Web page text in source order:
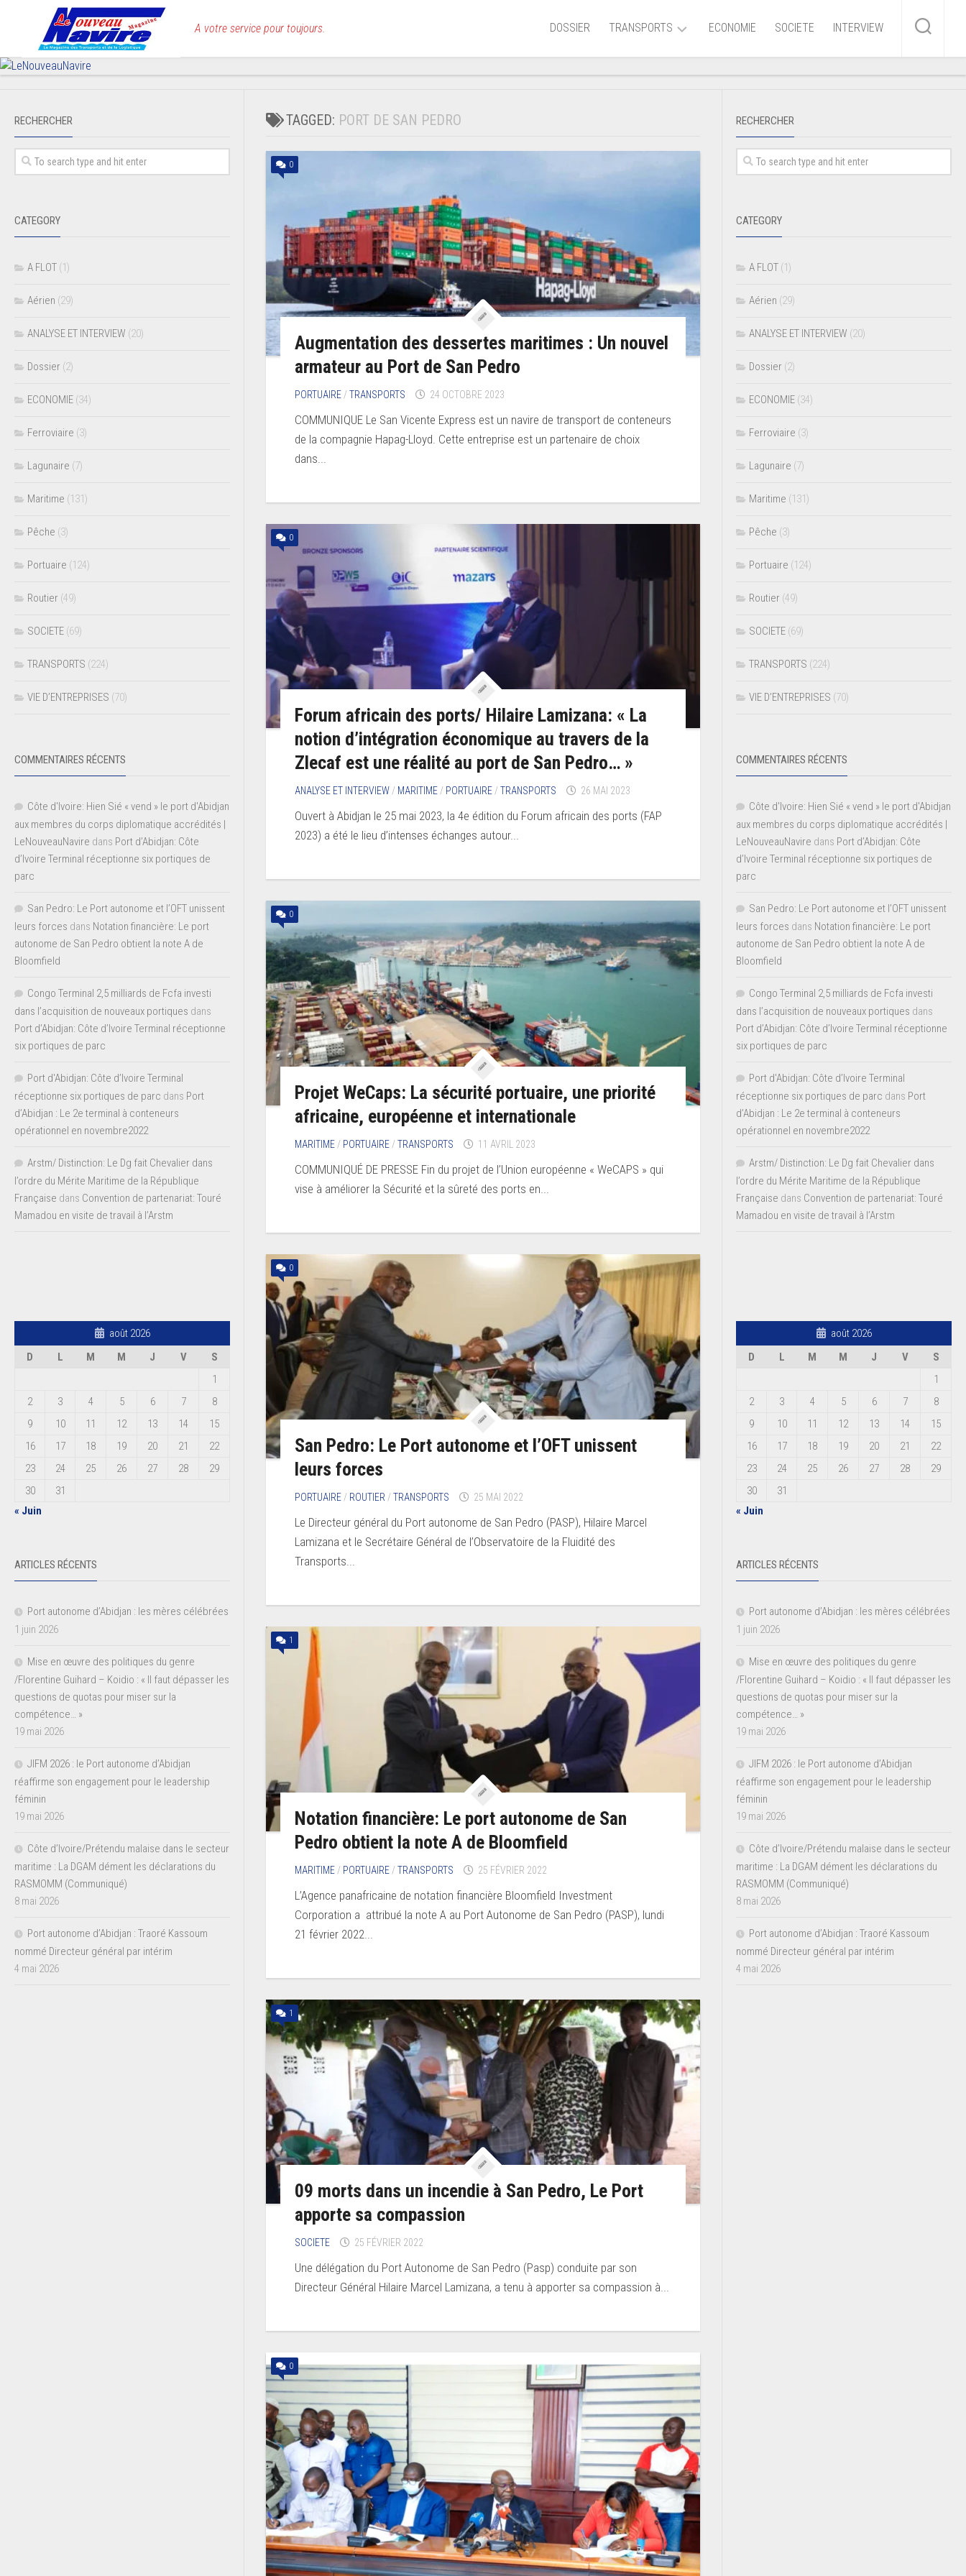
A votre service pour toujours. DOSSIER TRANSPORTS
Aérien
ECONOMIE SOCIETE INTERVIEW
TAGGED: PORT DE SAN PEDRO
0
Augmentation des dessertes maritimes : Un nouvel
armateur au Port de San Pedro
PORTUAIRE /TRANSPORTS 24 OCTOBRE 2023
COMMUNIQUE Le San Vicente Express est un navire de transport de conteneurs
de la compagnie Hapag-Lloyd. Cette entreprise est un partenaire de choix
dans...
0
Forum africain des ports/ Hilaire Lamizana: « La
notion d’intégration économique au travers de la
Zlecaf est une réalité au port de San Pedro… »
ANALYSE ET INTERVIEW / MARITIME / PORTUAIRE /TRANSPORTS 26 MAI 2023
Ouvert à Abidjan le 25 mai 2023, la 4e édition du Forum africain des ports (FAP
2023) a été le lieu d’intenses échanges autour...
0
Projet WeCaps: La sécurité portuaire, une priorité
africaine, européenne et internationale
MARITIME / PORTUAIRE /TRANSPORTS 11 AVRIL 2023
COMMUNIQUÉ DE PRESSE Fin du projet de l’Union européenne « WeCAPS » qui
vise à améliorer la Sécurité et la sûreté des ports en...
0
San Pedro: Le Port autonome et l’OFT unissent
leurs forces
PORTUAIRE/ ROUTIER /TRANSPORTS 25 MAI 2022
Le Directeur général du Port autonome de San Pedro (PASP), Hilaire Marcel
Lamizana et le Secrétaire Général de l’Observatoire de la Fluidité des
Transports...
1
Notation financière: Le port autonome de San
Pedro obtient la note A de Bloomfield
MARITIME / PORTUAIRE /TRANSPORTS 25 FÉVRIER 2022
L’Agence panafricaine de notation financière Bloomfield Investment
Corporation a attribué la note A au Port Autonome de San Pedro (PASP), lundi
21 février 2022...
1
09 morts dans un incendie à San Pedro, Le Port
apporte sa compassion
SOCIETE 25 FÉVRIER 2022
Une délégation du Port Autonome de San Pedro (Pasp) conduite par son
Directeur Général Hilaire Marcel Lamizana, a tenu à apporter sa compassion à...
0
RECHERCHER
CATEGORY
A FLOT (1)
Aérien (29)
ANALYSE ET INTERVIEW (20)
Dossier (2)
ECONOMIE (34)
Ferroviaire (3)
Lagunaire (7)
Maritime (131)
Pêche (3)
Portuaire (124)
Routier (49)
SOCIETE (69)
TRANSPORTS (224)
VIE D’ENTREPRISES (70)
COMMENTAIRES RÉCENTS
Côte d'Ivoire: Hien Sié « vend » le port d'Abidjan
aux membres du corps diplomatique accrédités |
LeNouveauNavire dans Port d’Abidjan: Côte
d’Ivoire Terminal réceptionne six portiques de
parc
San Pedro: Le Port autonome et l’OFT unissent
leurs forces dans Notation financière: Le port
autonome de San Pedro obtient la note A de
Bloomfield
Congo Terminal 2,5 milliards de Fcfa investi
dans l’acquisition de nouveaux portiques dans
Port d’Abidjan: Côte d’Ivoire Terminal réceptionne
six portiques de parc
Port d'Abidjan: Côte d’Ivoire Terminal
réceptionne six portiques de parc dans Port
d’Abidjan : Le 2e terminal à conteneurs
opérationnel en novembre2022
Arstm/ Distinction: Le Dg fait Chevalier dans
l’ordre du Mérite Maritime de la République
Française dans Convention de partenariat: Touré
Mamadou en visite de travail à l’Arstm
août 2026
D
L M M J V
S
1
2
3 4 5 6 7
8
9
10 11 12 13 14
15
16
17 18 19 20 21
22
23
24 25 26 27 28
29
30
31
« Juin
ARTICLES RÉCENTS
Port autonome d’Abidjan : les mères célébrées
1 juin 2026
Mise en œuvre des politiques du genre
/Florentine Guihard – Koidio : « Il faut dépasser les
questions de quotas pour miser sur la
compétence… »
19 mai 2026
JIFM 2026 : le Port autonome d’Abidjan
réaffirme son engagement pour le leadership
féminin
19 mai 2026
Côte d’Ivoire/Prétendu malaise dans le secteur
maritime : La DGAM dément les déclarations du
RASMOMM (Communiqué)
8 mai 2026
Port autonome d’Abidjan : Traoré Kassoum
nommé Directeur général par intérim
4 mai 2026
RECHERCHER
CATEGORY
A FLOT (1)
Aérien (29)
ANALYSE ET INTERVIEW (20)
Dossier (2)
ECONOMIE (34)
Ferroviaire (3)
Lagunaire (7)
Maritime (131)
Pêche (3)
Portuaire (124)
Routier (49)
SOCIETE (69)
TRANSPORTS (224)
VIE D’ENTREPRISES (70)
COMMENTAIRES RÉCENTS
Côte d'Ivoire: Hien Sié « vend » le port d'Abidjan
aux membres du corps diplomatique accrédités |
LeNouveauNavire dans Port d’Abidjan: Côte
d’Ivoire Terminal réceptionne six portiques de
parc
San Pedro: Le Port autonome et l’OFT unissent
leurs forces dans Notation financière: Le port
autonome de San Pedro obtient la note A de
Bloomfield
Congo Terminal 2,5 milliards de Fcfa investi
dans l’acquisition de nouveaux portiques dans
Port d’Abidjan: Côte d’Ivoire Terminal réceptionne
six portiques de parc
Port d'Abidjan: Côte d’Ivoire Terminal
réceptionne six portiques de parc dans Port
d’Abidjan : Le 2e terminal à conteneurs
opérationnel en novembre2022
Arstm/ Distinction: Le Dg fait Chevalier dans
l’ordre du Mérite Maritime de la République
Française dans Convention de partenariat: Touré
Mamadou en visite de travail à l’Arstm
août 2026
D
L M M J V
S
1
2
3 4 5 6 7
8
9
10 11 12 13 14
15
16
17 18 19 20 21
22
23
24 25 26 27 28
29
30
31
« Juin
ARTICLES RÉCENTS
Port autonome d’Abidjan : les mères célébrées
1 juin 2026
Mise en œuvre des politiques du genre
/Florentine Guihard – Koidio : « Il faut dépasser les
questions de quotas pour miser sur la
compétence… »
19 mai 2026
JIFM 2026 : le Port autonome d’Abidjan
réaffirme son engagement pour le leadership
féminin
19 mai 2026
Côte d’Ivoire/Prétendu malaise dans le secteur
maritime : La DGAM dément les déclarations du
RASMOMM (Communiqué)
8 mai 2026
Port autonome d’Abidjan : Traoré Kassoum
nommé Directeur général par intérim
4 mai 2026